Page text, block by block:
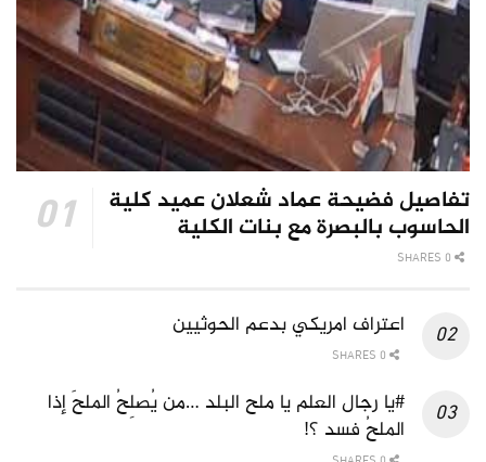
تفاصيل فضيحة عماد شعلان عميد كلية
الحاسوب بالبصرة مع بنات الكلية
اعتراف امريكي بدعم الحوثيين
#يا رجال العلم يا ملح البلد …من يُصلِحُ الملحَ إذا
الملحُ فسد ؟!